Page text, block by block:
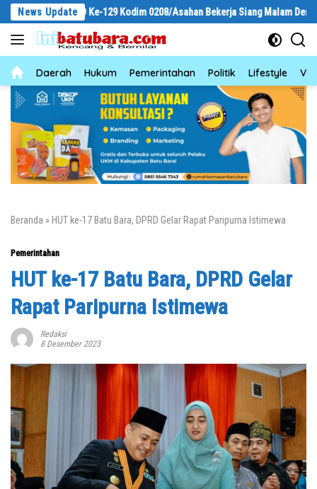
Langsung
konten
News Update
Ke-129 Kodim 0208/Asahan Bekerja Siang Malam Demi Renovasi
NewsDaerah Hukum Pemerintahan Politik Lifestyle
Beranda » HUT ke-17 Batu Bara, DPRD Gelar Rapat Paripurna Istimewa
Pemerintahan
HUT ke-17 Batu Bara, DPRD Gelar
Rapat Paripurna Istimewa
Redaksi
8 Desember 2023